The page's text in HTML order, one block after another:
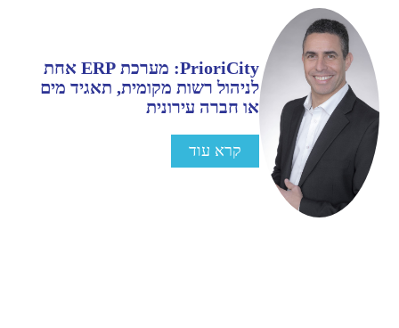
PrioriCity: מערכת ERP אחת
לניהול רשות מקומית, תאגיד מים
או חברה עירונית
קרא עוד